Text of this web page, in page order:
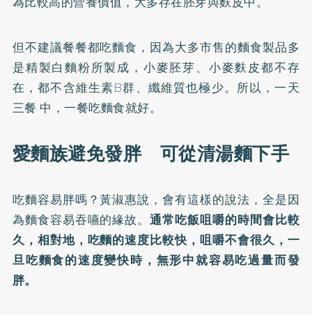
但不建議餐餐都吃麵食，因為大多市售的麵食製品多
是精製白麵粉所製成，小麥胚芽、小麥麩皮都不存
在，都不含維生素B群、纖維質也極少。所以，一天
三餐 中，一餐吃麵食就好。
愛麵族避免發胖 可從清湯麵下手
吃麵容易胖嗎？黃淑惠說，會有這樣的說法，全是因
為麵食容易吞嚥的緣故。通常吃飯咀嚼的時間會比較
久，相對地，吃麵的速度比較快，咀嚼不會很久，一
旦吃麵食的速度變快時，無形中就容易吃過量而發
胖。